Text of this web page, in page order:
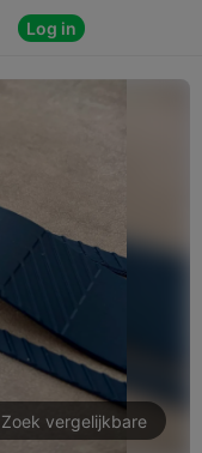
Log in
 
Zoek vergelijkbare